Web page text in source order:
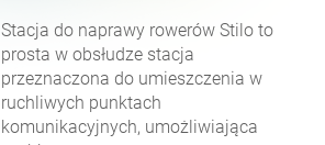
Stacja do naprawy rowerów Stilo to
prosta w obsłudze stacja
przeznaczona do umieszczenia w
ruchliwych punktach
komunikacyjnych, umożliwiająca